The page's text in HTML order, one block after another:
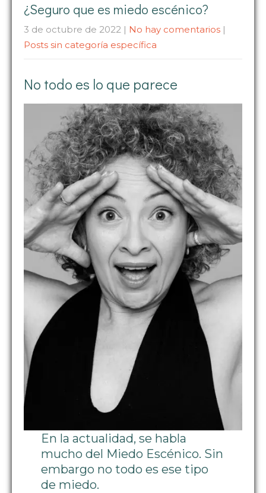
¿Seguro que es miedo escénico?
3 de octubre de 2022 | No hay comentarios |
Posts sin categoría específica
No todo es lo que parece
En la actualidad, se habla
mucho del Miedo Escénico. Sin
embargo no todo es ese tipo
de miedo.